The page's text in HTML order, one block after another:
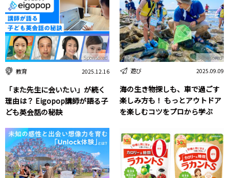
教育 2025.12.16
「また先生に会いたい」が続く
理由は？ Eigopop講師が語る子
ども英会話の秘訣
Sponsored
遊び 2025.09.09
海の生き物探しも、車で過ごす
楽しみ方も！ もっとアウトドア
を楽しむコツをプロから学ぶ
Sponsored